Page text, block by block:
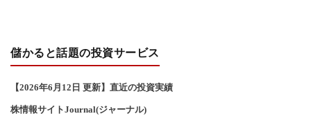
儲かると話題の投資サービス
【2026年6 月12 日 更新】直近の投資実績
株情報サイトJournal(ジャーナル)